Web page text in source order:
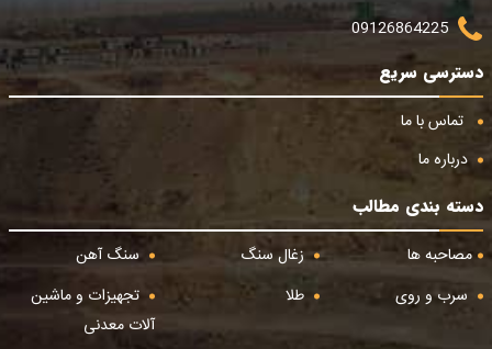
09126864225
دسترسی سریع
تماس با ما
درباره ما
دسته بندی مطالب
مصاحبه ها
زغال سنگ
سنگ آهن
سرب و روی
طلا
تجهیزات و ماشین
آلات معدنی